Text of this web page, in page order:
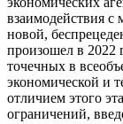
взаимодействия
новой,
произошел в 2022
точечных в
экономической и
отличием этого
ограничений,